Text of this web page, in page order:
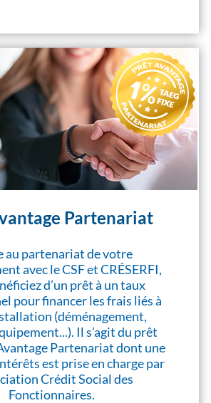
Partenariat
au partenariat de votre
avec le CSF et CRÉSERFI,
d’un prêt à un taux
pour financer les frais liés à
(déménagement,
Il s’agit du prêt
Partenariat dont une
est prise en charge par
Crédit Social des
Fonctionnaires.